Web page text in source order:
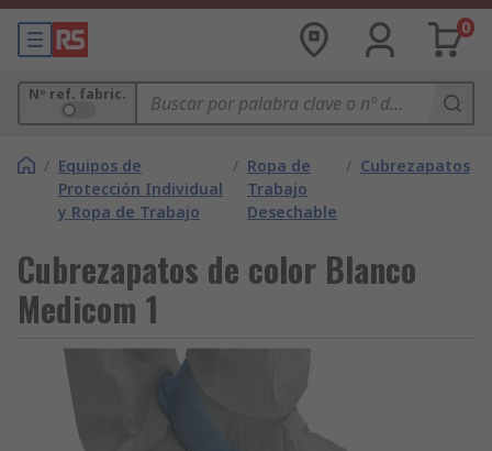
0
Nº ref. fabric.
/ Equipos de
Protección Individual
y Ropa de Trabajo
/ Ropa de
Trabajo
Desechable
/ Cubrezapatos
Cubrezapatos de color Blanco
Medicom 1